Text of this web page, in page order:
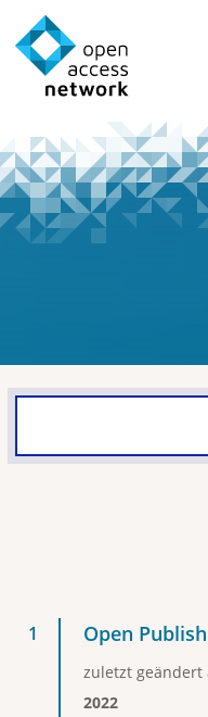
Open
zuletzt geändert
2022